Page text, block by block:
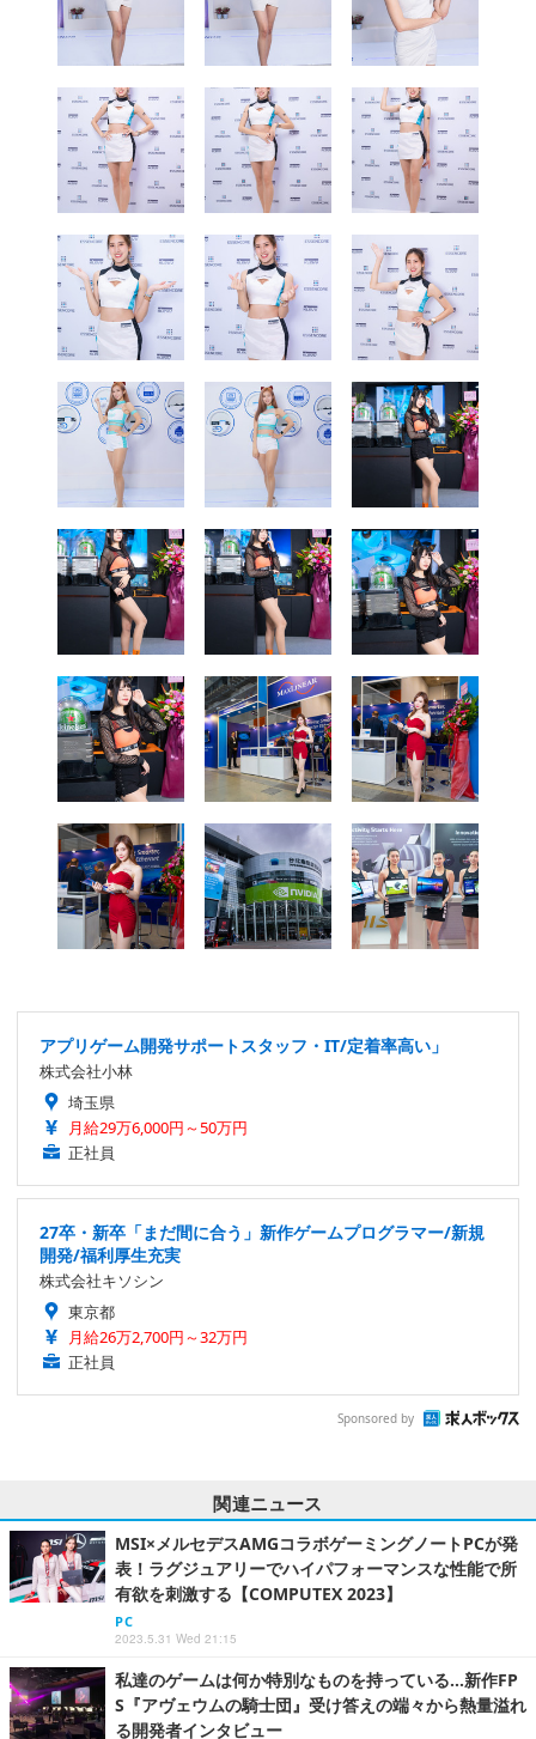
アプリゲーム開発サポートスタッフ・IT/定着率高い」
株式会社小林
埼玉県
月給29万6,000円～50万円
正社員
27卒・新卒「まだ間に合う」新作ゲームプログラマー/新規
開発/福利厚生充実
株式会社キソシン
東京都
月給26万2,700円～32万円
正社員
Sponsored by
関連ニュース
MSI×メルセデスAMGコラボゲーミングノートPCが発
表！ラグジュアリーでハイパフォーマンスな性能で所
有欲を刺激する【COMPUTEX 2023】
PC
2023.5.31 Wed 21:15
私達のゲームは何か特別なものを持っている…新作FP
S『アヴェウムの騎士団』受け答えの端々から熱量溢れ
る開発者インタビュー